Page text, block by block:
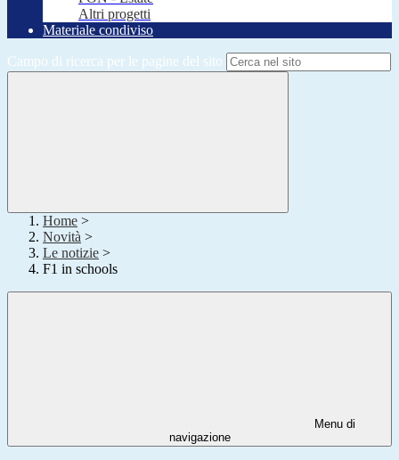
Altri progetti
Materiale condiviso
Campo di ricerca per le pagine del sito
Home >
Novità >
Le notizie >
F1 in schools
Menu di
navigazione